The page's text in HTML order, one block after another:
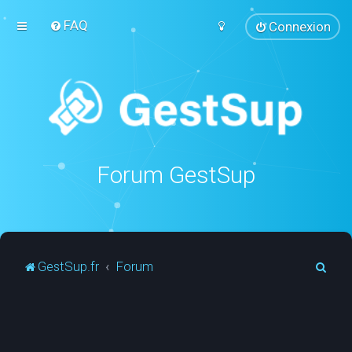
FAQ Connexion
Forum GestSup
GestSup.fr Forum